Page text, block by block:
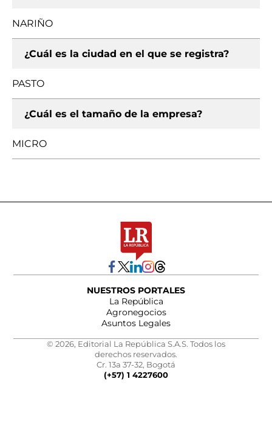
NARIÑO
¿Cuál es la ciudad en el que se registra?
PASTO
¿Cuál es el tamaño de la empresa?
MICRO
NUESTROS PORTALES
La República
Agronegocios
Asuntos Legales
© 2026, Editorial La República S.A.S. Todos los
derechos reservados.
Cr. 13a 37-32, Bogotá
(+57) 1 4227600